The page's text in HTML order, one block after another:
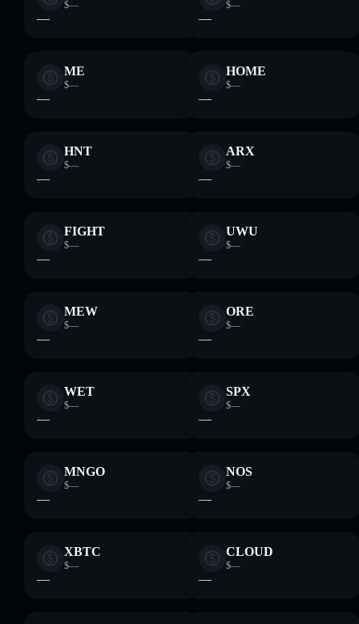
$—
—
$—
—
ME
$—
—
HOME
$—
—
HNT
$—
—
ARX
$—
—
FIGHT
$—
—
UWU
$—
—
MEW
$—
—
ORE
$—
—
WET
$—
—
SPX
$—
—
MNGO
$—
—
NOS
$—
—
XBTC
$—
—
CLOUD
$—
—